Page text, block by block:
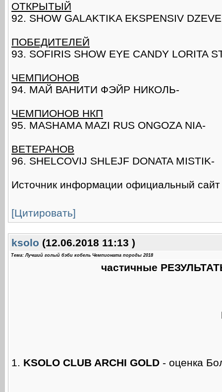
ОТКРЫТЫЙ
92. SHOW GALAKTIKA EKSPENSIV
ПОБЕДИТЕЛЕЙ
93. SOFIRIS SHOW EYE CANDY LORITA
ЧЕМПИОНОВ
94. МАЙ ВАНИТИ ФЭЙР НИКОЛЬ-
ЧЕМПИОНОВ НКП
95. MASHAMA MAZI RUS ONGOZA NIA-
ВЕТЕРАНОВ
96. SHELCOVIJ SHLEJF DONATA MISTIK-
Источник информации официальный
[Цитировать]
ksolo (12.06.2018 11:13 )
Тема: Лучший голый бэби кобель Чемпионата породы 2018
частичные
1. KSOLO CLUB ARCHI GOLD - оценка